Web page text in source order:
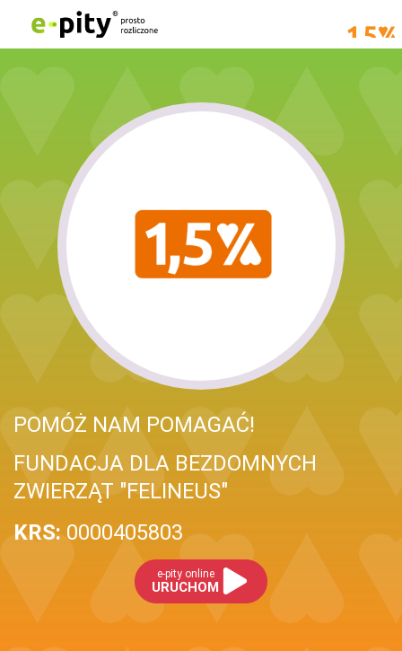
POMÓŻ NAM POMAGAĆ!
FUNDACJA DLA BEZDOMNYCH
ZWIERZĄT "FELINEUS"
KRS: 0000405803
e-pity online
URUCHOM